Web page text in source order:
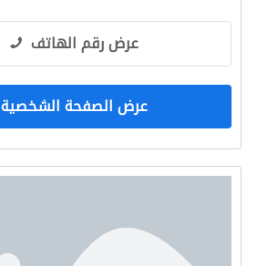
عرض رقم الهاتف
عرض الصفحة الشخصية